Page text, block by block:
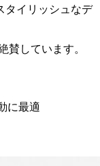
タイリッシュなデ
賛しています。
に最適